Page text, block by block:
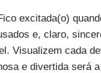
excitada(o)
e, claro,
Visualizem cada
e divertida será